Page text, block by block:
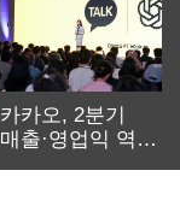
카카오, 2분기
매출·영업익 역대